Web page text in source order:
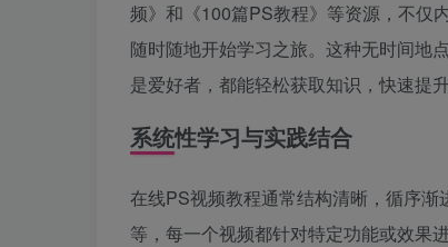
频》和《100篇PS教程》等资源，不仅
随时随地开始学习之旅。这种无时间地
是爱好者，都能轻松获取知识，快速提升
系统性学习与实践结合
在线PS视频教程通常结构清晰，循序渐
等，每一个视频都针对特定功能或效果